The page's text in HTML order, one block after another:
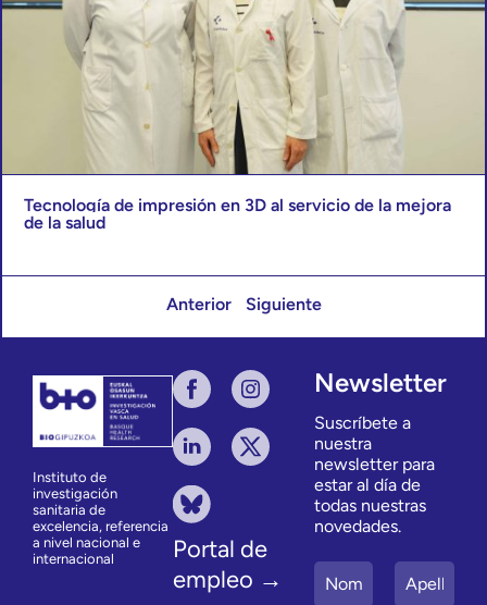
Tecnología de impresión en 3D al servicio de la mejora
de la salud
Anterior Siguiente
Instituto de
investigación
sanitaria de
excelencia, referencia
a nivel nacional e
internacional
Portal de
empleo →
Newsletter
Suscríbete a
nuestra
newsletter para
estar al día de
todas nuestras
novedades.